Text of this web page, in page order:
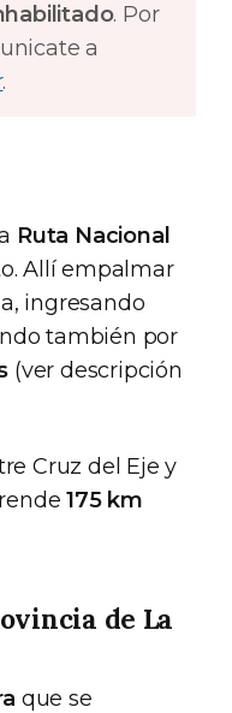
. Por
a
.
Ruta Nacional
Allí empalmar
ingresando
también por
(ver descripción
Cruz del Eje y
175 km
de La
que se